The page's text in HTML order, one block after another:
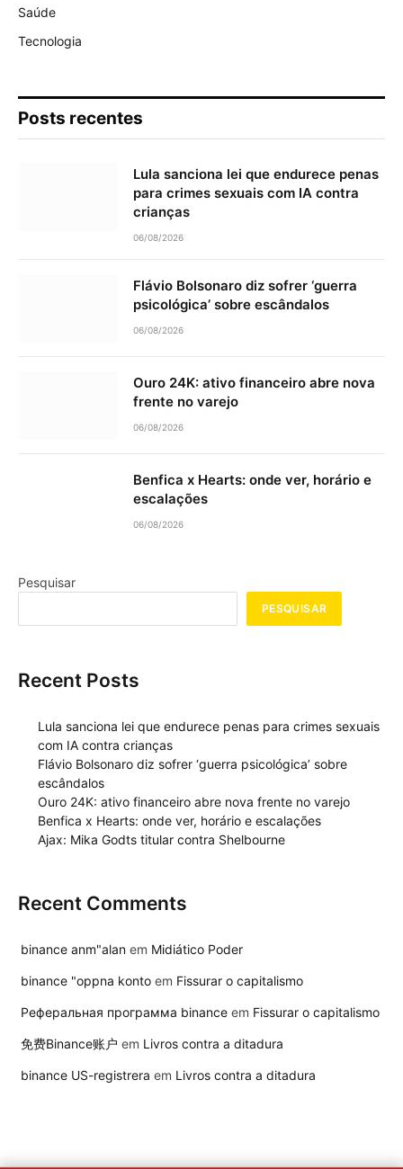
Saúde
Tecnologia
Posts recentes
Lula sanciona lei que endurece penas
para crimes sexuais com IA contra
crianças
06/08/2026
Flávio Bolsonaro diz sofrer ‘guerra
psicológica’ sobre escândalos
06/08/2026
Ouro 24K: ativo financeiro abre nova
frente no varejo
06/08/2026
Benfica x Hearts: onde ver, horário e
escalações
06/08/2026
Pesquisar
PESQUISAR
Recent Posts
Lula sanciona lei que endurece penas para crimes sexuais
com IA contra crianças
Flávio Bolsonaro diz sofrer ‘guerra psicológica’ sobre
escândalos
Ouro 24K: ativo financeiro abre nova frente no varejo
Benfica x Hearts: onde ver, horário e escalações
Ajax: Mika Godts titular contra Shelbourne
Recent Comments
binance anm"alan em Midiático Poder
binance "oppna konto em Fissurar o capitalismo
Реферальная программа binance em Fissurar o capitalismo
免费Binance账户 em Livros contra a ditadura
binance US-registrera em Livros contra a ditadura